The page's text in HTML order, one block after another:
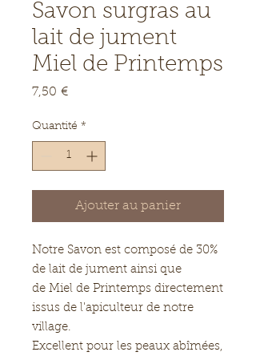
Savon surgras au
lait de jument
Miel de Printemps
7,50 €Prix
Quantité *
Ajouter au panier
Notre Savon est composé de 30%
de lait de jument ainsi que
de Miel de Printemps directement
issus de l'apiculteur de notre
village.
Excellent pour les peaux abîmées,